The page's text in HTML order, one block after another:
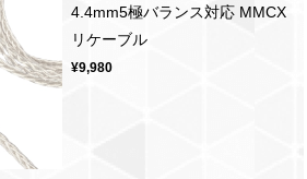
4.4mm5極バランス対応 MMCX
リケーブル
¥9,980